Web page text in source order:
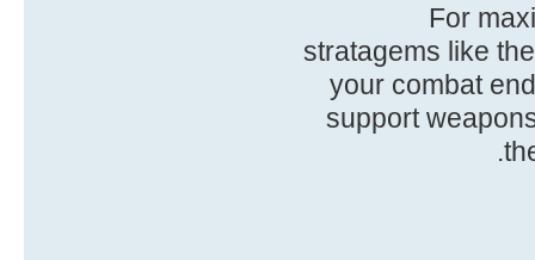
For
stratagems like
your combat
support